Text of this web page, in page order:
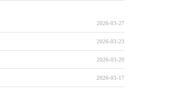
2026-03-27
2026-03-23
2026-03-20
2026-03-17